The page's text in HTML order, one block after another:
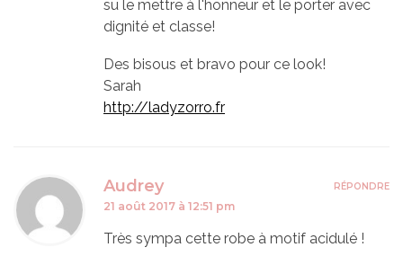
su le mettre à l'honneur et le porter avec
dignité et classe!
Des bisous et bravo pour ce look!
Sarah
http://ladyzorro.fr
Audrey
21 août 2017 à 12:51 pm
Très sympa cette robe à motif acidulé !
RÉPONDRE